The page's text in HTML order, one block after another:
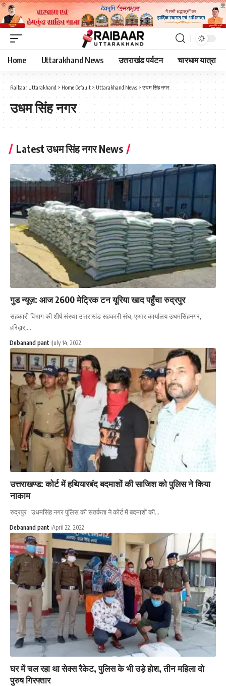
Home Uttarakhand News उत्तराखंड पर्यटन चारधाम यात्रा
Raibaar Uttarakhand > Home Default > Uttarakhand News > उधम सिंह नगर
उधम सिंह नगर
Latest उधम सिंह नगर News
गुड न्यूज़: आज 2600 मेट्रिक टन यूरिया खाद पहुँचा रुद्रपुर
सहकारी विभाग की शीर्ष संस्था उत्तराखंड सहकारी संघ, एआर कार्यालय उधमसिंहनगर,
हरिद्वार,…
Debanand pant July 14, 2022
उत्तराखण्ड: कोर्ट में हथियारबंद बदमाशों की साजिश को पुलिस ने किया
नाकाम
रुद्रपुर : उधमसिंह नगर पुलिस की सतर्कता ने कोर्ट में बदमाशों की…
Debanand pant April 22, 2022
घर में चल रहा था सेक्स रैकेट, पुलिस के भी उड़े होश, तीन महिला दो
पुरुष गिरफ्तार